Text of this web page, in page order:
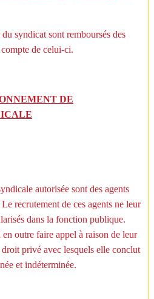
syndicat sont remboursés des
de celui-ci.
DE
autorisée sont des agents
recrutement de ces agents ne leur
dans la fonction publique.
outre faire appel à raison de leur
droit privé avec lesquels elle conclut
et indéterminée.